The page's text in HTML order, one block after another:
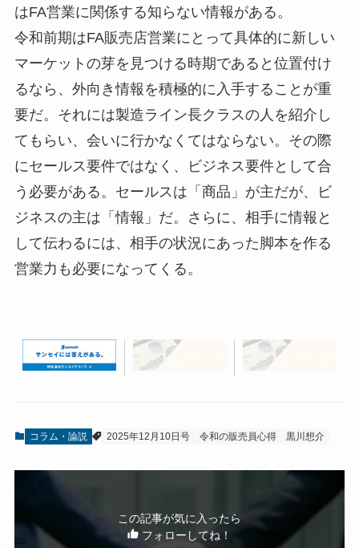
はFA営業に関係する知らない情報がある。
令和前期はFA販売店営業にとって具体的に新しい
マーケットの芽を見つける時期であると位置付け
るなら、外向き情報を積極的に入手することが重
要だ。それには製造ライン長クラスの人を紹介し
てもらい、会いに行かなくてはならない。その際
にセールス要件ではなく、ビジネス要件として合
う必要がある。セールスは「商品」が主だが、ビ
ジネスの主は「情報」だ。さらに、相手に情報と
して伝わるには、相手の状況にあった脚本を作る
営業力も必要になってくる。
コラム・論説 2025年12月10日号 令和の販売員心得 黒川想介
この記事が気に入ったら
フォローしてね！